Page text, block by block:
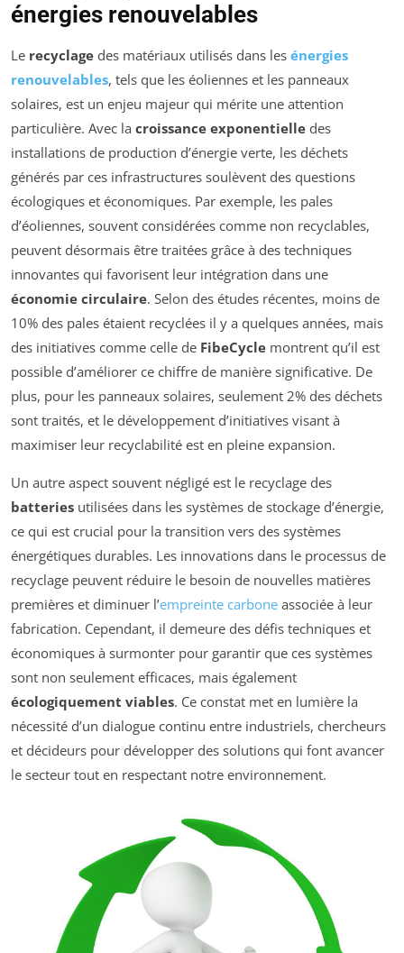
énergies renouvelables
Le recyclage des matériaux utilisés dans les énergies
renouvelables, tels que les éoliennes et les panneaux
solaires, est un enjeu majeur qui mérite une attention
particulière. Avec la croissance exponentielle des
installations de production d’énergie verte, les déchets
générés par ces infrastructures soulèvent des questions
écologiques et économiques. Par exemple, les pales
d’éoliennes, souvent considérées comme non recyclables,
peuvent désormais être traitées grâce à des techniques
innovantes qui favorisent leur intégration dans une
économie circulaire. Selon des études récentes, moins de
10% des pales étaient recyclées il y a quelques années, mais
des initiatives comme celle de FibeCycle montrent qu’il est
possible d’améliorer ce chiffre de manière significative. De
plus, pour les panneaux solaires, seulement 2% des déchets
sont traités, et le développement d’initiatives visant à
maximiser leur recyclabilité est en pleine expansion.
Un autre aspect souvent négligé est le recyclage des
batteries utilisées dans les systèmes de stockage d’énergie,
ce qui est crucial pour la transition vers des systèmes
énergétiques durables. Les innovations dans le processus de
recyclage peuvent réduire le besoin de nouvelles matières
premières et diminuer l’empreinte carbone associée à leur
fabrication. Cependant, il demeure des défis techniques et
économiques à surmonter pour garantir que ces systèmes
sont non seulement efficaces, mais également
écologiquement viables. Ce constat met en lumière la
nécessité d’un dialogue continu entre industriels, chercheurs
et décideurs pour développer des solutions qui font avancer
le secteur tout en respectant notre environnement.